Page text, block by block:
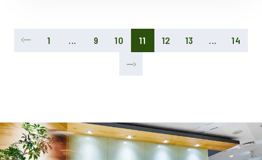
1 ... 9 10 11 12 13 ... 14